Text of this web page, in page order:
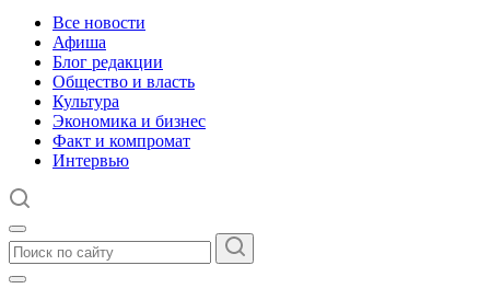
Все новости
Афиша
Блог редакции
Общество и власть
Культура
Экономика и бизнес
Факт и компромат
Интервью